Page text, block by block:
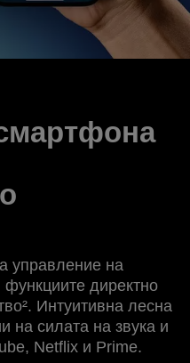
управление на
функциите директно
Интуитивна лесна
на силата на звука и
Netflix и Prime.